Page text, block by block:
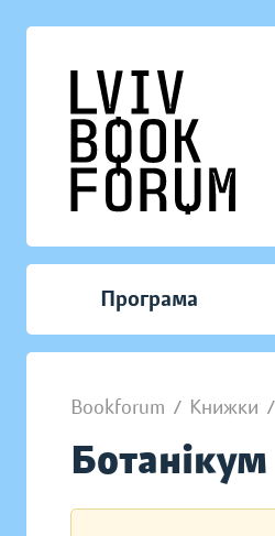
Програма
Bookforum / Книжки /
Ботанікум